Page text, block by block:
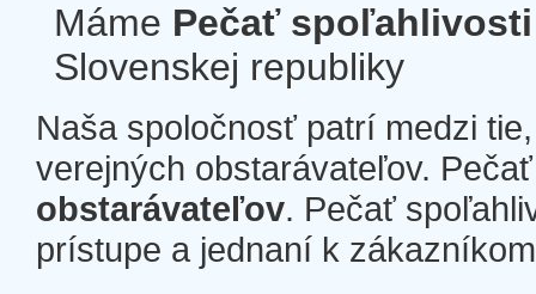
Máme Pečať spoľahlivosti
Slovenskej republiky
Naša spoločnosť patrí medzi
verejných obstarávateľov.
obstarávateľov. Pečať
prístupe a jednaní k